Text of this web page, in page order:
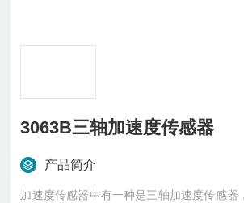
3063B三轴加速度传感器
产品简介
加速度传感器中有一种是三轴加速度传感器